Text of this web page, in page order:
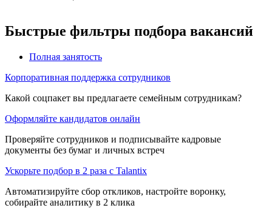
Быстрые фильтры подбора вакансий
Полная занятость
Корпоративная поддержка сотрудников
Какой соцпакет вы предлагаете семейным сотрудникам?
Оформляйте кандидатов онлайн
Проверяйте сотрудников и подписывайте кадровые
документы без бумаг и личных встреч
Ускорьте подбор в 2 раза с Talantix
Автоматизируйте сбор откликов, настройте воронку,
собирайте аналитику в 2 клика